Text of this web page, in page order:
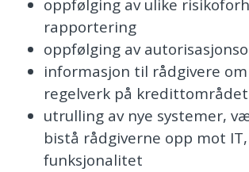
oppfølging av ulike
rapportering
oppfølging av
informasjon til rådgivere
regelverk på kredittområdet
utrulling av nye systemer,
bistå rådgiverne opp mot
funksjonalitet